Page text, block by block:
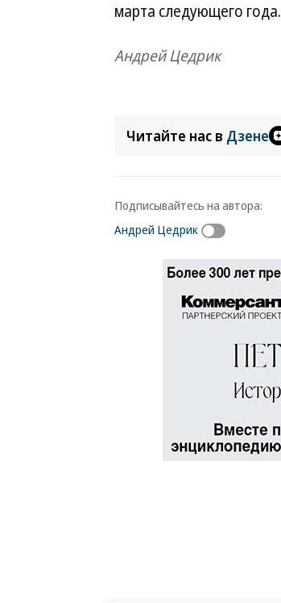
марта следующего года.
Андрей Цедрик
Читайте нас в Дзене
Подписывайтесь на автора:
Андрей Цедрик